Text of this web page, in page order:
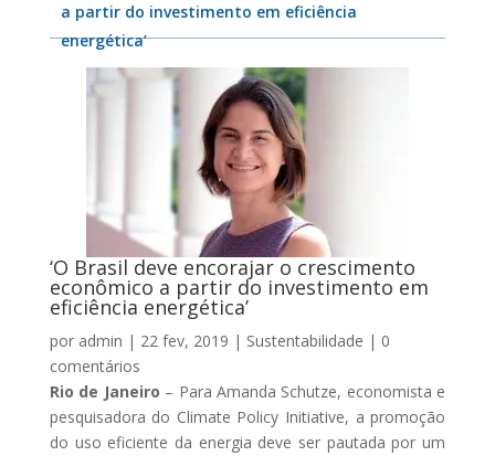
a partir do investimento em eficiência
energética’
‘O Brasil deve encorajar o crescimento
econômico a partir do investimento em
eficiência energética’
por admin | 22 fev, 2019 | Sustentabilidade | 0
comentários
Rio de Janeiro – Para Amanda Schutze, economista e
pesquisadora do Climate Policy Initiative, a promoção
do uso eficiente da energia deve ser pautada por um